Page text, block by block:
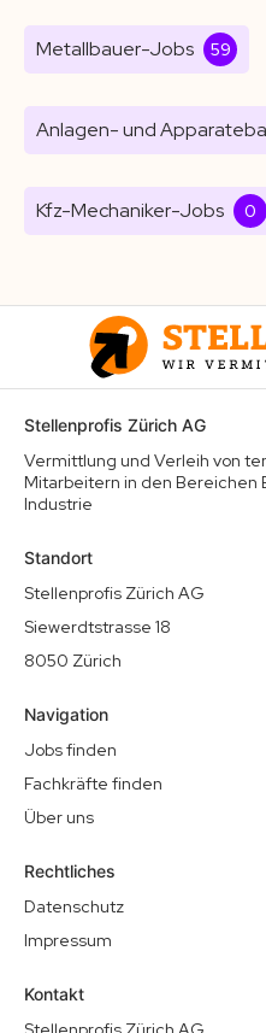
Metallbauer-Jobs 59
Anlagen- und
Kfz-Mechaniker-Jobs 0
Stellenprofis Zürich AG
Vermittlung und Verleih von
Mitarbeitern in den Bereichen
Industrie
Standort
Stellenprofis Zürich AG
Siewerdtstrasse 18
8050 Zürich
Navigation
Jobs finden
Fachkräfte finden
Über uns
Rechtliches
Datenschutz
Impressum
Kontakt